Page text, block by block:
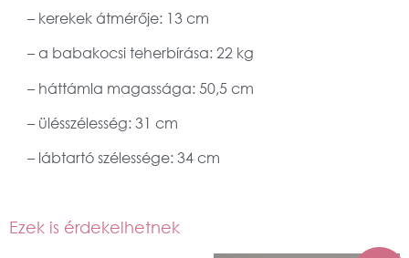
– kerekek átmérője: 13 cm
– a babakocsi teherbírása: 22 kg
– háttámla magassága: 50,5 cm
– ülésszélesség: 31 cm
– lábtartó szélessége: 34 cm
Ezek is érdekelhetnek